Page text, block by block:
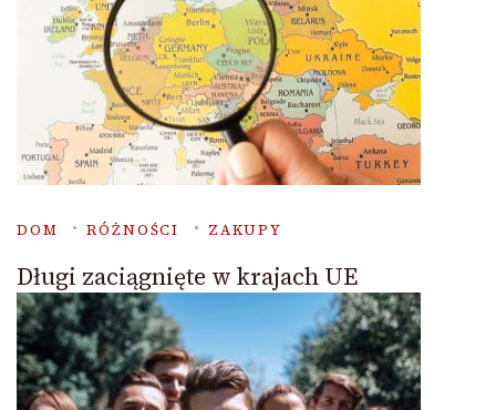
DOM RÓŻNOŚCI ZAKUPY
Długi zaciągnięte w krajach UE